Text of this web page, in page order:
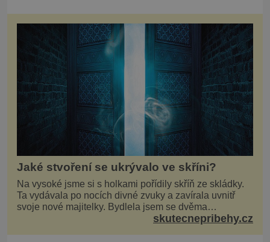
Jaké stvoření se ukrývalo ve skříni?
Na vysoké jsme si s holkami pořídily skříň ze skládky.
Ta vydávala po nocích divné zvuky a zavírala uvnitř
svoje nové majitelky. Bydlela jsem se dvěma
kamarádkami a bavilo nás zvelebovat si náš byt. Skoro
skutecnepribehy.cz